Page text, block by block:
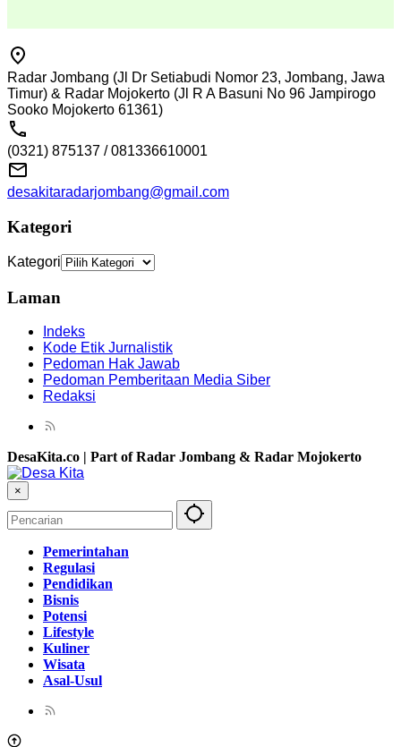
Radar Jombang (Jl Dr Setiabudi Nomor 23, Jombang, Jawa
Timur) & Radar Mojokerto (Jl R A Basuni No 96 Jampirogo
Sooko Mojokerto 61361)
(0321) 875137 / 081336610001
desakitaradarjombang@gmail.com
Kategori
Kategori
Laman
Indeks
Kode Etik Jurnalistik
Pedoman Hak Jawab
Pedoman Pemberitaan Media Siber
Redaksi
DesaKita.co | Part of Radar Jombang & Radar Mojokerto
×
Pemerintahan
Regulasi
Pendidikan
Bisnis
Potensi
Lifestyle
Kuliner
Wisata
Asal-Usul